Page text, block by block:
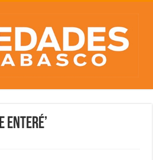
enteré’